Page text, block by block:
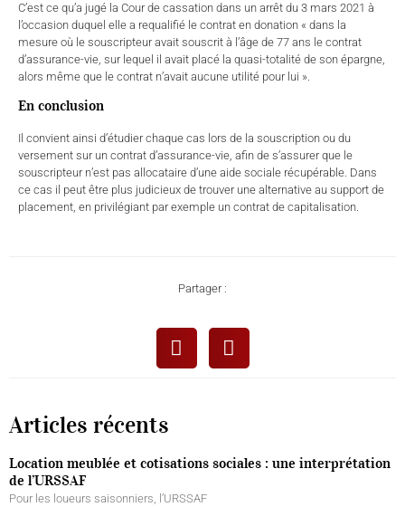
C’est ce qu’a jugé la Cour de cassation dans un arrêt du 3 mars 2021 à
l’occasion duquel elle a requalifié le contrat en donation « dans la
mesure où le souscripteur avait souscrit à l’âge de 77 ans le contrat
d’assurance-vie, sur lequel il avait placé la quasi-totalité de son épargne,
alors même que le contrat n’avait aucune utilité pour lui ».
En conclusion
Il convient ainsi d’étudier chaque cas lors de la souscription ou du
versement sur un contrat d’assurance-vie, afin de s’assurer que le
souscripteur n’est pas allocataire d’une aide sociale récupérable. Dans
ce cas il peut être plus judicieux de trouver une alternative au support de
placement, en privilégiant par exemple un contrat de capitalisation.
Partager :
Articles récents
Location meublée et cotisations sociales : une interprétation
de l’URSSAF
Pour les loueurs saisonniers, l’URSSAF